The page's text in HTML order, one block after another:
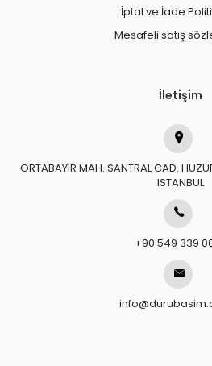
İptal ve İade
Mesafeli satış
İletişim
ORTABAYIR MAH. SANTRAL CAD.
ISTANBUL
+90 549 339